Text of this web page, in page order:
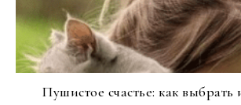
Пушистое счастье: как выбрать